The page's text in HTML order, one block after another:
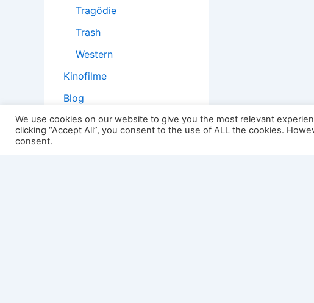
Tragödie
Trash
Western
Kinofilme
Blog
Geschichten
Kopfstoß
We use cookies on our website to give you the most relevant
clicking “Accept All”, you consent to the use of ALL the cookies.
consent.